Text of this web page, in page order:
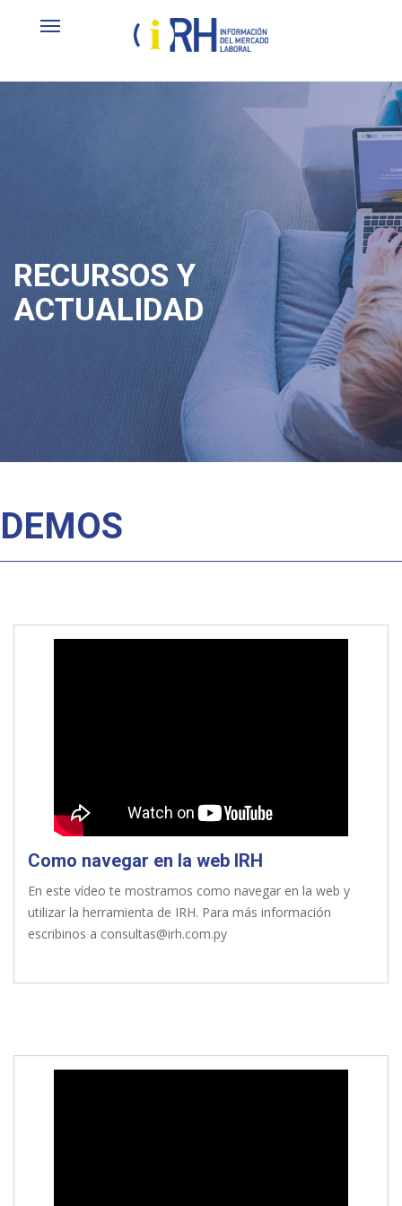
RECURSOS Y
ACTUALIDAD
DEMOS
Como navegar en la web IRH
En este vídeo te mostramos como navegar en la web y
utilizar la herramienta de IRH. Para más información
escribinos a consultas@irh.com.py